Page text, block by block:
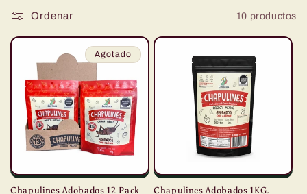
Ordenar 10 productos
Agotado
Chapulines Adobados 12 Pack
Chapulines Adobados 1KG.